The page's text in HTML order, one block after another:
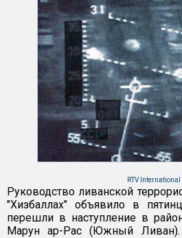
RTV International
Руководство ливанской
"Хизбаллах" объявило в
перешли в наступление в
Марун ар-Рас (Южный Ливан).